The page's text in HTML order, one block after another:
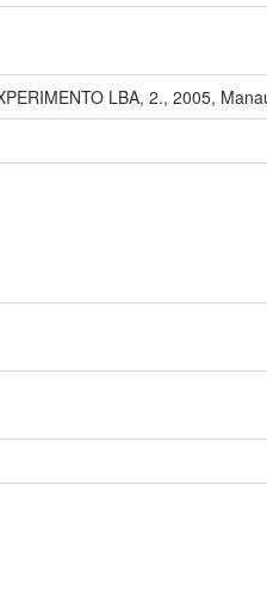
LBA, 2., 2005,